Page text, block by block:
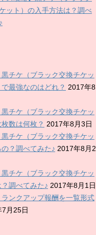
ット）の入手方法は？調べ
黒チケ（ブラック交換チケッ
最強なのはどれ？ 2017年8
黒チケ（ブラック交換チケッ
数は何枚？ 2017年8月3日
黒チケ（ブラック交換チケッ
？調べてみた♪ 2017年8月2
黒チケ（ブラック交換チケッ
調べてみた♪ 2017年8月1日
ランクアップ報酬を一覧形式
7月25日